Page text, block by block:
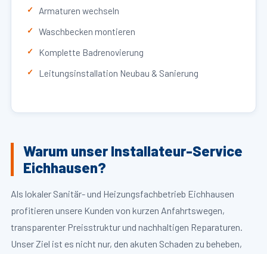
Armaturen wechseln
Waschbecken montieren
Komplette Badrenovierung
Leitungsinstallation Neubau & Sanierung
Warum unser Installateur-Service
Eichhausen?
Als lokaler Sanitär- und Heizungsfachbetrieb Eichhausen
profitieren unsere Kunden von kurzen Anfahrtswegen,
transparenter Preisstruktur und nachhaltigen Reparaturen.
Unser Ziel ist es nicht nur, den akuten Schaden zu beheben,